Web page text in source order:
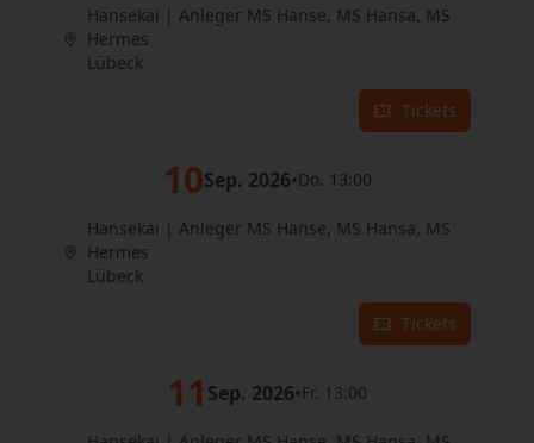
Hansekai | Anleger MS Hanse, MS Hansa, MS
Hermes
Lübeck
Tickets
10Sep. 2026•Do. 13:00
Hansekai | Anleger MS Hanse, MS Hansa, MS
Hermes
Lübeck
Tickets
11 Sep. 2026•Fr. 13:00